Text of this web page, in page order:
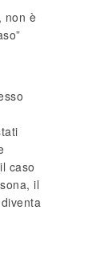
non è
caso
il
diventa